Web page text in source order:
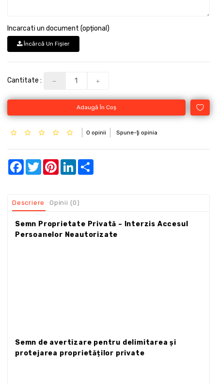
Incarcati un document (opțional)
Încărcă Un Fişier
Cantitate :
Adaugă În Coş
0 opinii Spune-ţi opinia
Facebook
TwitterPinterestLinkedIn
Descriere Opinii (0)
Semn Proprietate Privată – Interzis Accesul
Persoanelor Neautorizate
Semn de avertizare pentru delimitarea și
protejarea proprietăților private